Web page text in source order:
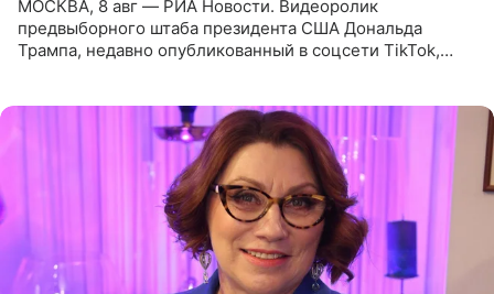
МОСКВА, 8 авг — РИА Новости. Видеоролик
предвыборного штаба президента США Дональда
Трампа, недавно опубликованный в соцсети TikTok,